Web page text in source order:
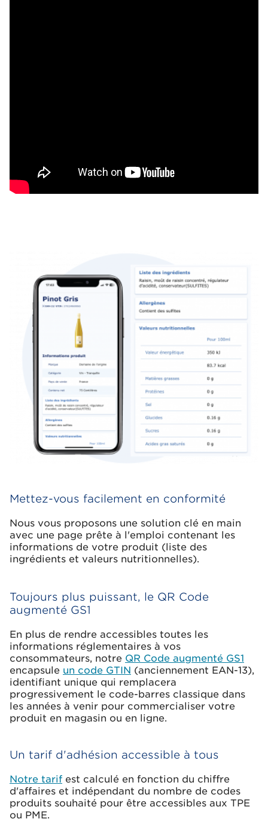
Mettez-vous facilement en conformité
Nous vous proposons une solution clé en main
avec une page prête à l'emploi contenant les
informations de votre produit (liste des
ingrédients et valeurs nutritionnelles).
Toujours plus puissant, le QR Code
augmenté GS1
En plus de rendre accessibles toutes les
informations réglementaires à vos
consommateurs, notre QR Code augmenté GS1
encapsule un code GTIN (anciennement EAN-13),
identifiant unique qui remplacera
progressivement le code-barres classique dans
les années à venir pour commercialiser votre
produit en magasin ou en ligne.
Un tarif d'adhésion accessible à tous
Notre tarif est calculé en fonction du chiffre
d'affaires et indépendant du nombre de codes
produits souhaité pour être accessibles aux TPE
ou PME.